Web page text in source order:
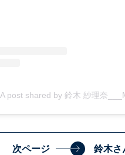
A post shared by 鈴木 紗理奈
次ページ 鈴木さ